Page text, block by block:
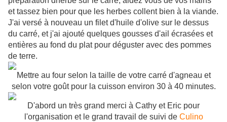
et tassez bien pour que les herbes collent bien à la viande.
J'ai versé à nouveau un filet d'huile d'olive sur le dessus
du carré, et j'ai ajouté quelques gousses d'ail écrasées et
entières au fond du plat pour déguster avec des pommes
de terre.
Mettre au four selon la taille de votre carré d'agneau et
selon votre goût pour la cuisson environ 30 à 40 minutes.
D'abord un très grand merci à Cathy et Eric pour
l'organisation et le grand travail de suivi de Culino